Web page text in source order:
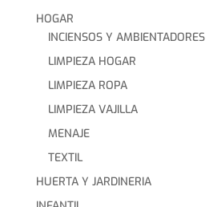
HOGAR
INCIENSOS Y AMBIENTADORES
LIMPIEZA HOGAR
LIMPIEZA ROPA
LIMPIEZA VAJILLA
MENAJE
TEXTIL
HUERTA Y JARDINERIA